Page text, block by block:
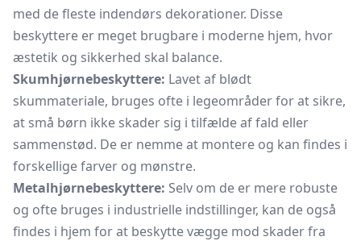
med de fleste indendørs dekorationer. Disse
beskyttere er meget brugbare i moderne hjem, hvor
æstetik og sikkerhed skal balance.
Skumhjørnebeskyttere: Lavet af blødt
skummateriale, bruges ofte i legeområder for at sikre,
at små børn ikke skader sig i tilfælde af fald eller
sammenstød. De er nemme at montere og kan findes i
forskellige farver og mønstre.
Metalhjørnebeskyttere: Selv om de er mere robuste
og ofte bruges i industrielle indstillinger, kan de også
findes i hjem for at beskytte vægge mod skader fra